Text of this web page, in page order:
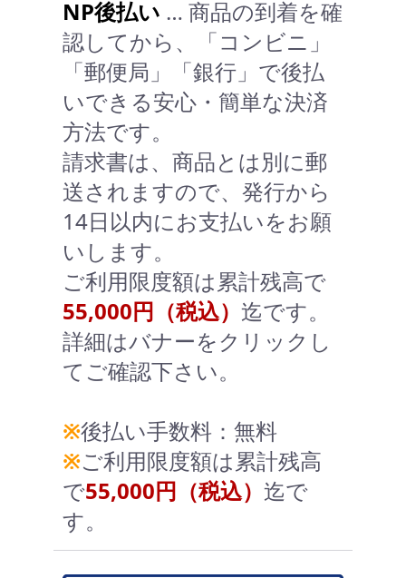
NP後払い … 商品の到着を確
認してから、「コンビニ」
「郵便局」「銀行」で後払
いできる安心・簡単な決済
方法です。
請求書は、商品とは別に郵
送されますので、発行から
14日以内にお支払いをお願
いします。
ご利用限度額は累計残高で
55,000円（税込） 迄です。
詳細はバナーをクリックし
てご確認下さい。
※後払い手数料：無料
※ご利用限度額は累計残高
で55,000円（税込） 迄で
す。